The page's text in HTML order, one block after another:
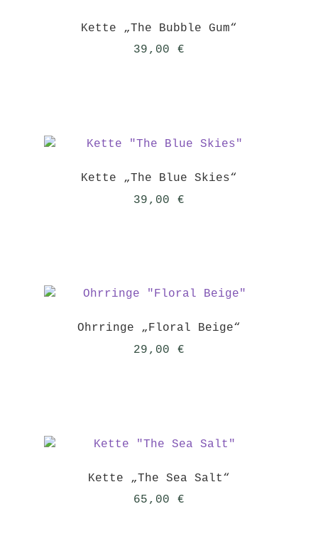
Kette „The Bubble Gum“
39,00 €
Kette „The Blue Skies“
39,00 €
Ohrringe „Floral Beige“
29,00 €
Kette „The Sea Salt“
65,00 €